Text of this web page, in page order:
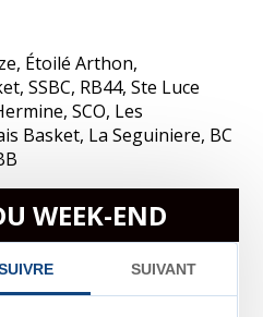
Étoilé Arthon,
SSBC, RB44, Ste Luce
SCO, Les
Basket, La Seguiniere, BC
WEEK-END